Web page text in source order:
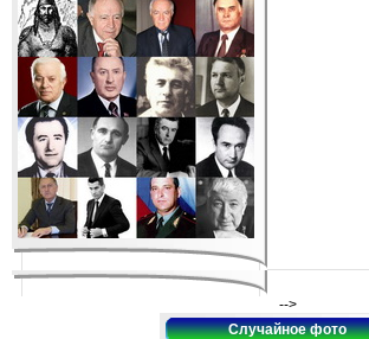
-->
Случайное фото